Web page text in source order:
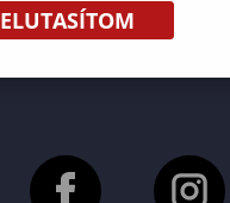
ELUTASÍTOM